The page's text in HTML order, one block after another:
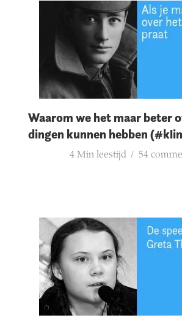
Waarom we het maar beter
dingen kunnen hebben
4 Min leestijd 54